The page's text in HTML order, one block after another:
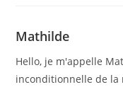
Mathilde
Hello, je m'appelle
inconditionnelle de la